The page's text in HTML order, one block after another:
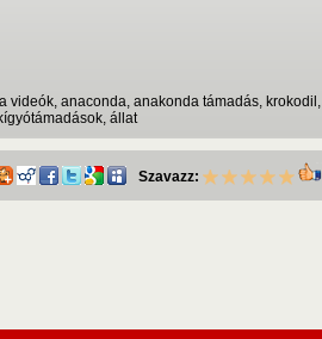
videók, anaconda, anakonda támadás, krokodil,
állat
Szavazz: